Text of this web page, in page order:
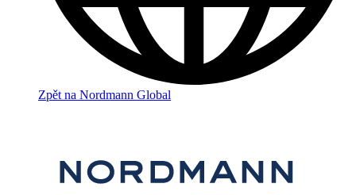
Zpět na Nordmann Global